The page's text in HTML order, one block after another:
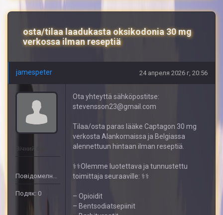
osta/tilaa laadukasta oksikodonia 30 mg
verkossa ilman reseptiä
jamespeter 24 апреля 2026 г, 20:56
Вічний бан
Повідомелнь: 456
Подяк: 0
Ota yhteyttä sähköpostitse:
stevensson23@gmail.com
Tilaa/osta paras lääke Captagon 30 mg
verkosta Alankomaissa ja Belgiassa
alennettuun hintaan ilman reseptiä.
⚕️⚕️Olemme luotettava ja tunnustettu
toimittaja seuraaville: ⚕️⚕️
– Opioidit
– Bentsodiatsepiinit